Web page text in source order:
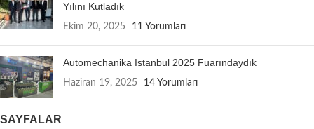
Yılını Kutladık
Ekim 20, 2025 11 Yorumları
Automechanika Istanbul 2025 Fuarındaydık
Haziran 19, 2025 14 Yorumları
SAYFALAR